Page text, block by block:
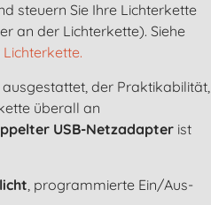
steuern Sie Ihre Lichterkette
an der Lichterkette). Siehe
ausgestattet, der Praktikabilität,
überall an
USB-Netzadapter ist
, programmierte Ein/Aus-